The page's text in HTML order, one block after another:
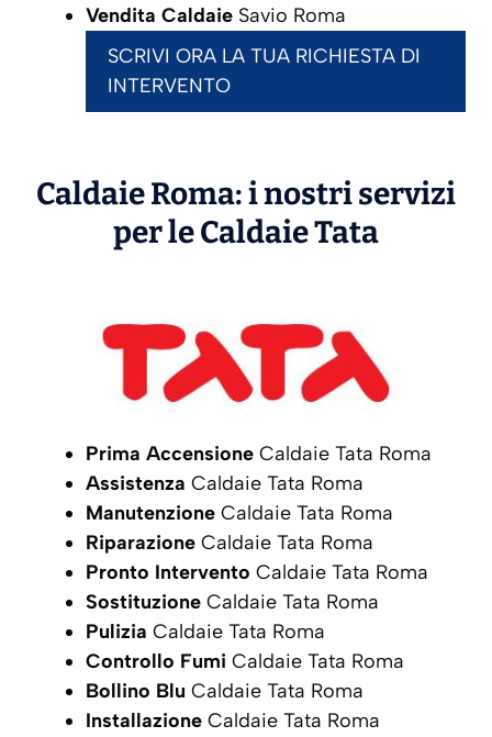
Vendita Caldaie Savio Roma
SCRIVI ORA LA TUA RICHIESTA DI
INTERVENTO
Caldaie Roma: i nostri servizi
per le CaldaieTata
Prima Accensione Caldaie Tata Roma
Assistenza Caldaie Tata Roma
Manutenzione Caldaie Tata Roma
Riparazione Caldaie Tata Roma
Pronto Intervento Caldaie Tata Roma
Sostituzione Caldaie Tata Roma
Pulizia Caldaie Tata Roma
Controllo Fumi Caldaie Tata Roma
Bollino Blu Caldaie Tata Roma
Installazione Caldaie Tata Roma